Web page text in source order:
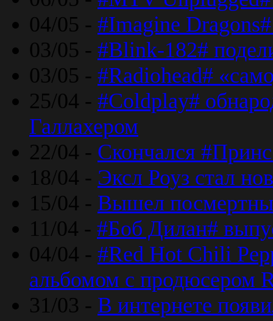
04/05 - #Imagine
03/05 - #Blink-182#
03/05 - #Radiohead#
25/04 - #Coldplay#
Галлахером
22/04 - Скончался
18/04 - Эксл Роуз стал
15/04 - Вышел
11/04 - #Боб Дилан#
04/04 - #Red Hot Chili
альбомом с продюсером
31/03 - В интернете